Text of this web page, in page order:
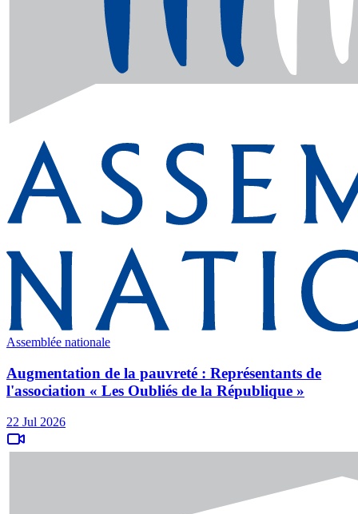
Assemblée nationale
Augmentation de la pauvreté : Représentants de
l'association « Les Oubliés de la République »
22 Jul 2026